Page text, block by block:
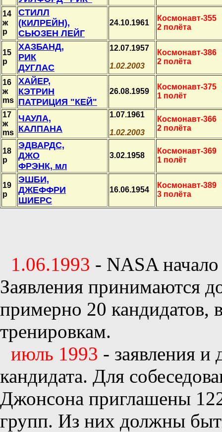
14
ж
p
СТИЛЛ
(КИЛРЕЙН),
СЬЮЗЕН ЛЕЙГ
24.10.1961
Космонавт-355
2 полёта
15
p
ХАЗБАНД,
РИК
ДУГЛАС
12.07.1957
1.02.2003
Космонавт-386
2 полёта
16
ж
ms
ХАЙЕР,
КЭТРИН
ПАТРИЦИЯ "КЕЙ"
26.08.1959
Космонавт-375
1 полёт
17
ж
ms
ЧАУЛА,
КАЛПАНА
1.07.1961
1.02.2003
Космонавт-366
2 полёта
18
p
ЭДВАРДС,
ДЖО
ФРЭНК, мл
3.02.1958
Космонавт-369
1 полёт
19
p
ЭШБИ,
ДЖЕФФРИ
ШИЕРС
16.06.1954
Космонавт-389
3 полёта
1.06.1993 - NASA
Заявления принимаются
примерно 20 кандидатов,
тренировкам.
июль 1993 - заявления и
кандидата. Для
Джонсона приглашены
групп. Из них должны